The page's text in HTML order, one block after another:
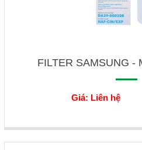
FILTER SAMSUNG -
Giá: Liên hệ